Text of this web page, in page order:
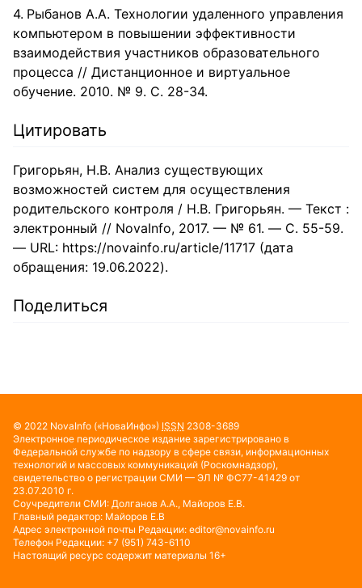
Рыбанов А.А. Технологии удаленного управления
компьютером в повышении эффективности
взаимодействия участников образовательного
процесса // Дистанционное и виртуальное
обучение. 2010. № 9. С. 28-34.
Цитировать
Григорьян, Н.В. Анализ существующих
возможностей систем для осуществления
родительского контроля / Н.В. Григорьян. — Текст :
электронный // NovaInfo, 2017. — № 61. — С. 55-59.
— URL: https://novainfo.ru/article/11717 (дата
обращения: 19.06.2022).
Поделиться
© 2022 NovaInfo («НоваИнфо») ISSN 2308-3689
Электронное периодическое издание зарегистрировано в
Федеральной службе по надзору в сфере связи, информационных
технологий и массовых коммуникаций (Роскомнадзор),
свидетельство о регистрации СМИ — ЭЛ № ФС77-41429 от
23.07.2010 г.
Соучредители СМИ: Долганов А.А., Майоров Е.В.
Главный редактор: Майоров Е.В
Адрес электронной почты Редакции: editor@novainfo.ru
Телефон Редакции: +7 (951) 743-6110
Настоящий ресурс содержит материалы 16+